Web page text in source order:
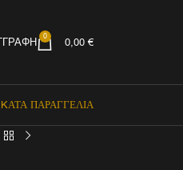
0 0,00 €
ΠΑΡΑΓΓΕΛΊΑ